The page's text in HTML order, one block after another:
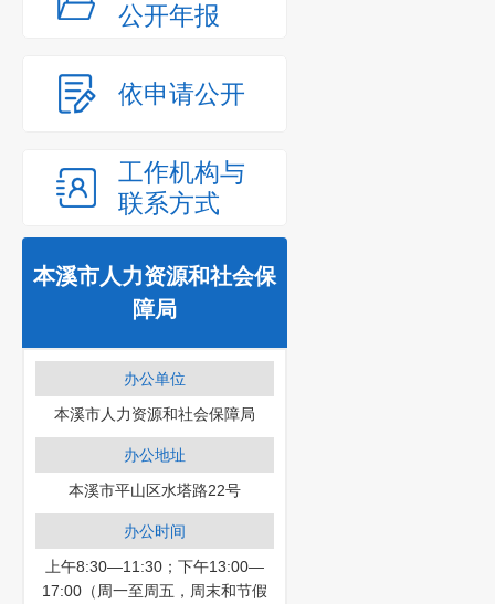
公开年报
依申请公开
工作机构与
联系方式
本溪市人力资源和社会保
障局
办公单位
本溪市人力资源和社会保障局
办公地址
本溪市平山区水塔路22号
办公时间
上午8:30—11:30；下午13:00—
17:00（周一至周五，周末和节假